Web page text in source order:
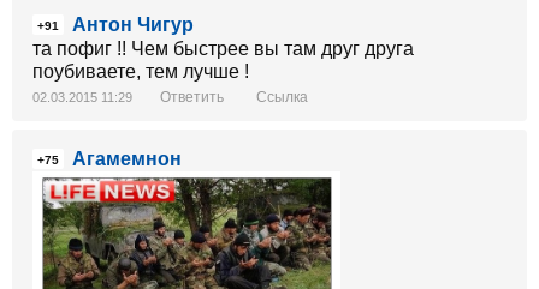
+91
Антон Чигур
та пофиг !! Чем быстрее вы там друг друга
поубиваете, тем лучше !
02.03.2015 11:29 Ответить Ссылка
+75 Агамемнон